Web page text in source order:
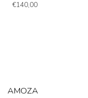
€140,00
AMOZA